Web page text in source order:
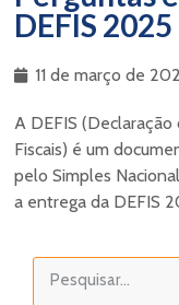
DEFIS 2025
11 de março de
A DEFIS
Fiscais) é um
pelo Simples
a entrega da DEFIS